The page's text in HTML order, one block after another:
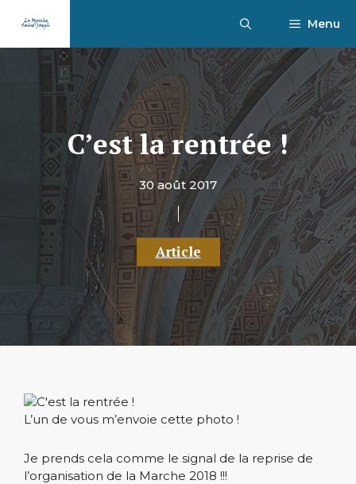
Menu
C’est la rentrée !
30 août 2017
Article
L’un de vous m’envoie cette photo !
Je prends cela comme le signal de la reprise de
l’organisation de la Marche 2018 !!!